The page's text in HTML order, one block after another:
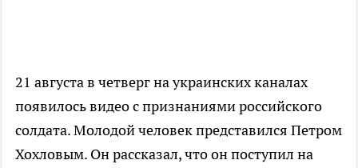
21 августа в четверг на украинских каналах
появилось видео с признаниями российского
солдата. Молодой человек представился Петром
Хохловым. Он рассказал, что он поступил на